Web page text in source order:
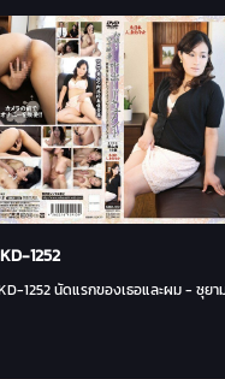
1252
1252 นัดแรกของเธอและผม - ซุยาม